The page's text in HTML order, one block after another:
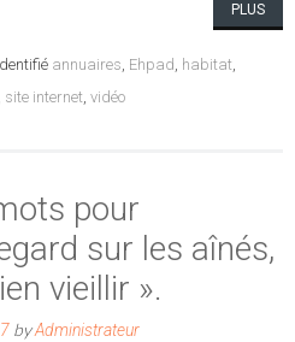
PLUS
annuaires, Ehpad, habitat,
site internet, vidéo
pour
sur les aînés,
vieillir ».
byAdministrateur